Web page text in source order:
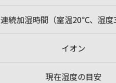
連続加湿時間（室温20℃、湿度
イオン
現在湿度の目安